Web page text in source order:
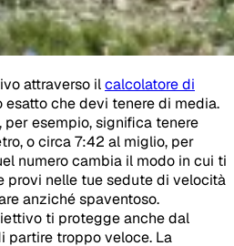
attraverso ilcalcolatore di
esatto che devi tenere di media.
per esempio, significa tenere
o circa 7:42 al miglio, per
numero cambia il modo in cui ti
provi nelle tue sedute di velocità
anziché spaventoso.
ti protegge anche dal
partire troppo veloce. La